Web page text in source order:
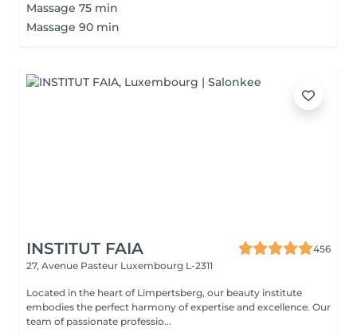
Massage 75 min
Massage 90 min
INSTITUT FAIA
456
27, Avenue Pasteur Luxembourg L-2311
Located in the heart of Limpertsberg, our beauty institute
embodies the perfect harmony of expertise and excellence. Our
team of passionate professio...